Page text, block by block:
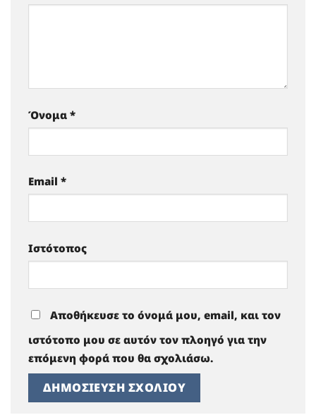
Όνομα *
Email *
Ιστότοπος
Αποθήκευσε το όνομά μου, email, και τον
ιστότοπο μου σε αυτόν τον πλοηγό για την
επόμενη φορά που θα σχολιάσω.